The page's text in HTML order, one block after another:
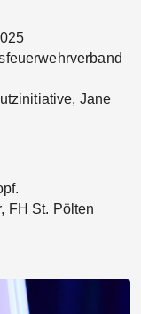
Jane
FH St. Pölten